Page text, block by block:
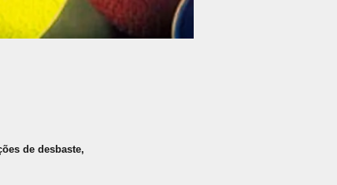
de desbaste,